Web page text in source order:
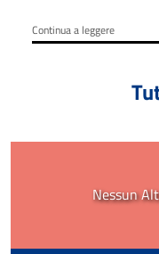
Continua a leggere
Nessun